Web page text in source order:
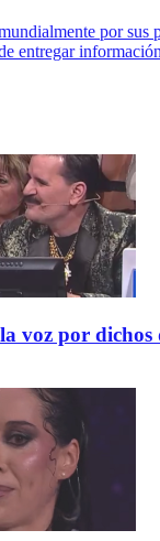
por sus
entregar
voz por